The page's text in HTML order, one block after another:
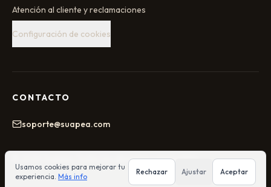
Atención al cliente y reclamaciones
Configuración de cookies
CONTACTO
soporte@suapea.com
. Todos los derechos reservados.
Usamos cookies para mejorar tu
experiencia. Más info
Rechazar Ajustar Aceptar